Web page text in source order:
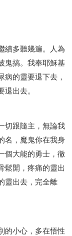
續多聽幾遍。人為
鬼搞。我奉耶穌基
病的靈要退下去，
出去。
切跟隨主，無論我
名，魔鬼你在我身
個大能的勇士，徹
鬆開，疼痛的靈出
靈出去，完全離
的小心，多在悟性